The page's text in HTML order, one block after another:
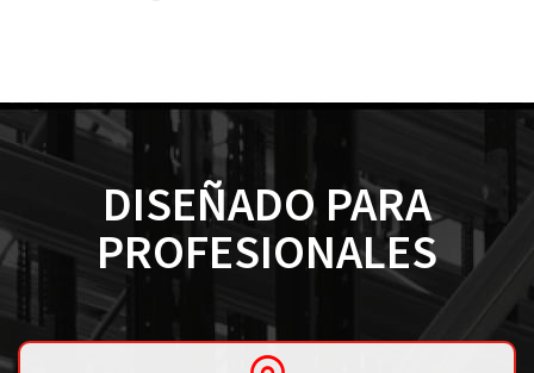
DISEÑADO PARA
PROFESIONALES